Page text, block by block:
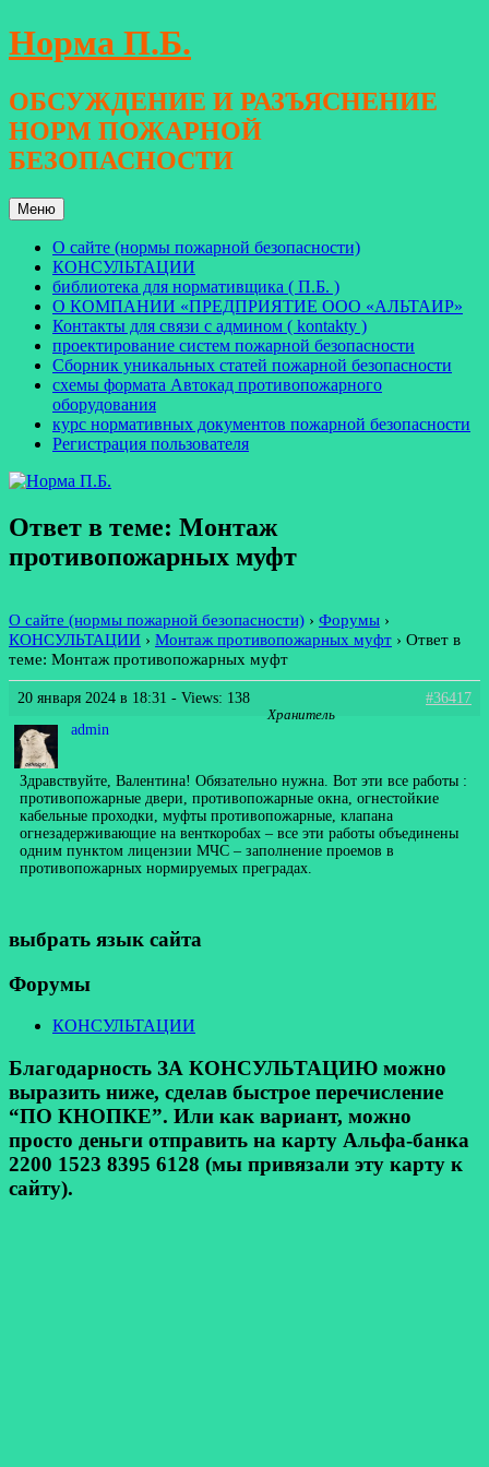
Перейти
к
Норма П.Б.
ОБСУЖДЕНИЕ И РАЗЪЯСНЕНИЕ
НОРМ ПОЖАРНОЙ
БЕЗОПАСНОСТИ
Меню
О сайте (нормы пожарной безопасности)
КОНСУЛЬТАЦИИ
библиотека для нормативщика ( П.Б. )
О КОМПАНИИ «ПРЕДПРИЯТИЕ ООО «АЛЬТАИР»
Контакты для связи с админом ( kontakty )
проектирование систем пожарной безопасности
Сборник уникальных статей пожарной безопасности
схемы формата Автокад противопожарного
оборудования
курс нормативных документов пожарной безопасности
Регистрация пользователя
Ответ в теме: Монтаж
противопожарных муфт
О сайте (нормы пожарной безопасности) › Форумы ›
КОНСУЛЬТАЦИИ › Монтаж противопожарных муфт › Ответ в
теме: Монтаж противопожарных муфт
20 января 2024 в 18:31 - Views: 138
#36417
admin
Хранитель
Здравствуйте, Валентина! Обязательно нужна. Вот эти все работы :
противопожарные двери, противопожарные окна, огнестойкие
кабельные проходки, муфты противопожарные, клапана
огнезадерживающие на венткоробах – все эти работы объединены
одним пунктом лицензии МЧС – заполнение проемов в
противопожарных нормируемых преградах.
выбрать язык сайта
Форумы
КОНСУЛЬТАЦИИ
Благодарность ЗА КОНСУЛЬТАЦИЮ можно
выразить ниже, сделав быстрое перечисление
“ПО КНОПКЕ”. Или как вариант, можно
просто деньги отправить на карту Альфа-банка
2200 1523 8395 6128 (мы привязали эту карту к
сайту).